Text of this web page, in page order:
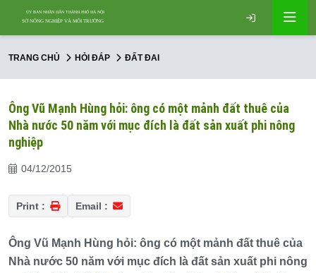
TRANG CHỦ HỎI ĐÁP ĐẤT ĐAI
Ông Vũ Mạnh Hùng hỏi: ông có một mảnh đất thuê của
Nhà nước 50 năm với mục đích là đất sản xuất phi nông
nghiệp
04/12/2015
Print : Email :
Ông Vũ Mạnh Hùng hỏi: ông có một mảnh đất thuê của
Nhà nước 50 năm với mục đích là đất sản xuất phi nông